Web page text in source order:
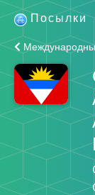
Посылки